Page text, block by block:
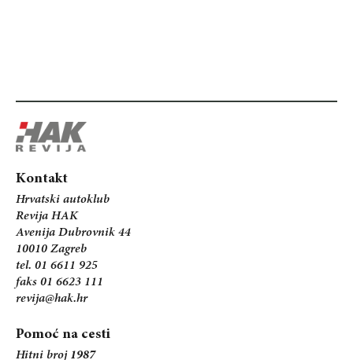
Kontakt
Hrvatski autoklub
Revija HAK
Avenija Dubrovnik 44
10010 Zagreb
tel. 01 6611 925
faks 01 6623 111
revija@hak.hr
Pomoć na cesti
Hitni broj 1987